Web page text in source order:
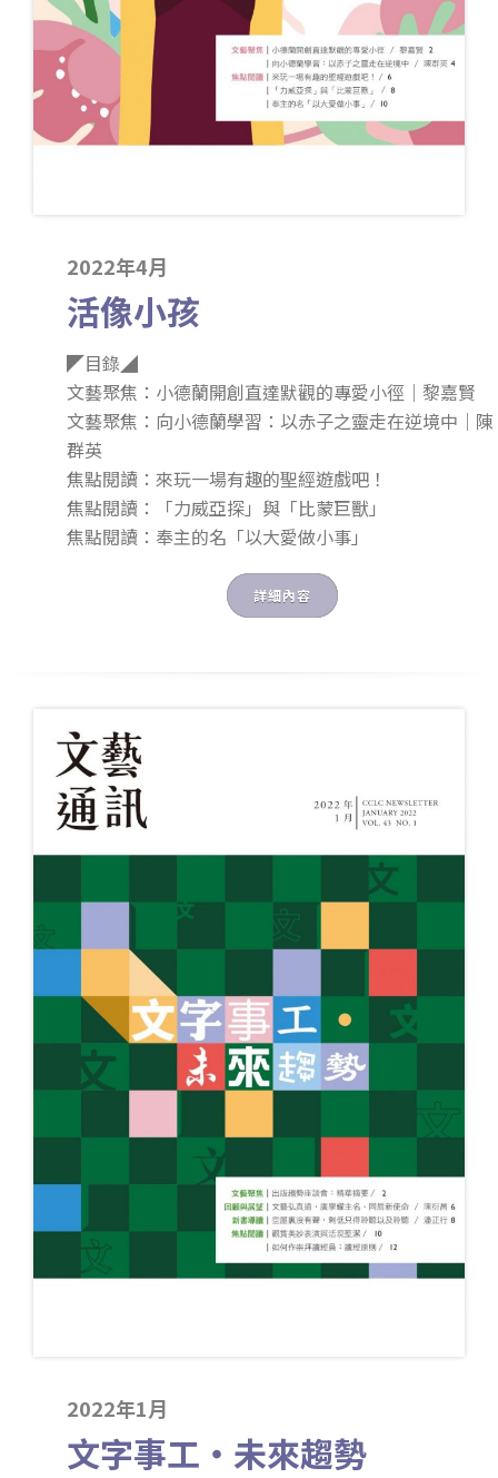
2022年4月
活像小孩
◤目錄◢
文藝聚焦：小德蘭開創直達默觀的專愛小徑｜黎嘉賢
文藝聚焦：向小德蘭學習：以赤子之靈走在逆境中｜陳
群英
焦點閱讀：來玩一場有趣的聖經遊戲吧！
焦點閱讀：「力威亞探」與「比蒙巨獸」
焦點閱讀：奉主的名「以大愛做小事」
詳細內容
2022年1月
文字事工‧未來趨勢